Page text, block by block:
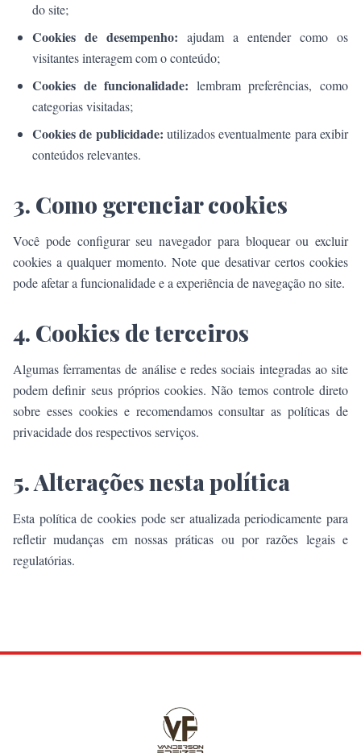
do site;
Cookies de desempenho: ajudam a entender como os
visitantes interagem com o conteúdo;
Cookies de funcionalidade: lembram preferências, como
categorias visitadas;
Cookies de publicidade: utilizados eventualmente para exibir
conteúdos relevantes.
3. Como gerenciar cookies
Você pode configurar seu navegador para bloquear ou excluir
cookies a qualquer momento. Note que desativar certos cookies
pode afetar a funcionalidade e a experiência de navegação no site.
4. Cookies de terceiros
Algumas ferramentas de análise e redes sociais integradas ao site
podem definir seus próprios cookies. Não temos controle direto
sobre esses cookies e recomendamos consultar as políticas de
privacidade dos respectivos serviços.
5. Alterações nesta política
Esta política de cookies pode ser atualizada periodicamente para
refletir mudanças em nossas práticas ou por razões legais e
regulatórias.